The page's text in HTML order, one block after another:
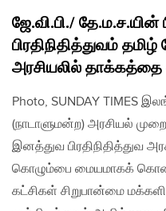
ஜே.வி.பி./ தே.ம.ச.யின்
பிரதிநிதித்துவம் தமிழ்
அரசியலில் தாக்கத்தை
Photo, SUNDAY TIMES
(நாடாளுமன்ற) அரசியல்
இனத்துவ பிரதிநிதித்துவ
கொழும்பை மையமாகக்
கட்சிகள் சிறுபான்மை